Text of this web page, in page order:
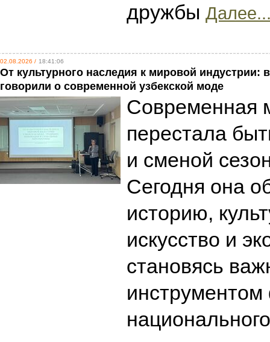
дружбы
02.08.2026 / 18:41:06
От культурного наследия к мировой индустрии:
говорили о современной узбекской моде
Современная
перестала
и сменой
Сегодня она
историю,
искусство и
становясь